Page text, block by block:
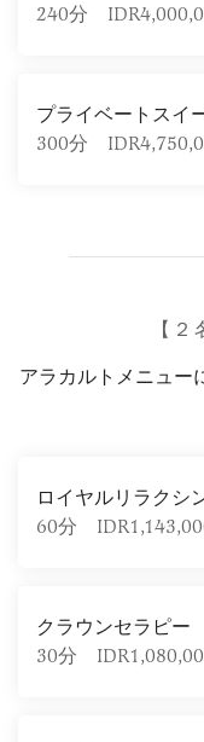
240分
プライベートスイ
300分
【
アラカルトメニュー
ロイヤルリラクシ
60分
クラウンセラピー
30分